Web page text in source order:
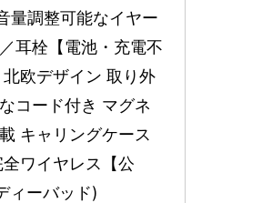
量調整可能なイヤー
耳栓【電池・充電不
欧デザイン 取り外
コード付き マグネ
キャリングケース
ワイヤレス【公
ィーバッド)